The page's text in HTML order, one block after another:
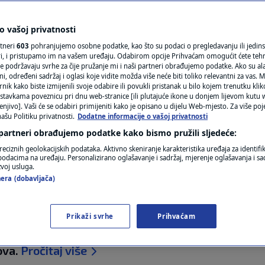
N1(DIS)INFO
FOTO
VIDEO
Usporedili
nužno predstavljati veliki financijski izdatak.
ureda (Destatis), u pojedinim
su niži nego u Njemačkoj, a u nekim
Pročitaj više
vašoj privatnosti
603 pohranjujemo osobne podatke, kao što su podaci o pregledavanju ili
i pristupamo im na vašem uređaju. Odabirom opcije Prihvaćam omogućit ćete
podržavaju svrhe za čije pružanje mi i naši partneri obrađujemo podatke. Ako su
određeni sadržaj i oglasi koje vidite možda više neće biti toliko relevantni za vas.
kako biste izmijenili svoje odabire ili povukli pristanak u bilo kojem trenutku
poveznicu pri dnu web-stranice [ili plutajuće ikone u donjem lijevom kutu
Vaši će se odabiri primijeniti kako je opisano u dijelu Web-mjesto. Za više
Politiku privatnosti. Dodatne informacije o vašoj privatnosti
obrađujemo podatke kako bismo pružili sljedeće:
geolokacijskih podataka. Aktivno skeniranje karakteristika uređaja za
na uređaju. Personalizirano oglašavanje i sadržaj, mjerenje oglašavanja i
usluga.
(dobavljača)
Prikaži svrhe Prihvaćam